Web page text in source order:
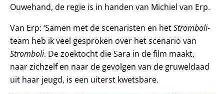
Ouwehand, de regie is in handen van Michiel van Erp.
Van Erp: ‘Samen met de scenaristen en hetStromboli-
team heb ik veel gesproken over het scenario van
Stromboli. De zoektocht die Sara in de film maakt,
naar zichzelf en naar de gevolgen van de gruweldaad
uit haar jeugd, is een uiterst kwetsbare.